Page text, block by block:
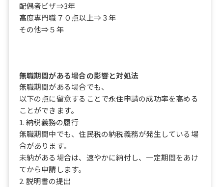
配偶者ビザ⇒3年
高度専門職７０点以上⇒３年
その他⇒５年
無職期間がある場合の影響と対処法
無職期間がある場合でも、
以下の点に留意することで永住申請の成功率を高める
ことができます。
1. 納税義務の履行
無職期間中でも、住民税の納税義務が発生している場
合があります。
未納がある場合は、速やかに納付し、一定期間をあけ
てから申請します。
2. 説明書の提出